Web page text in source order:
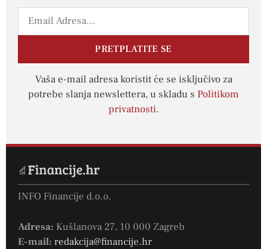
PRETPLATITE SE
Vaša e-mail adresa koristit će se isključivo za
potrebe slanja newslettera, u skladu s Politikom
privatnosti.
INFO Financije d.o.o.
Adresa: Kušlanova 27, 10 000 Zagreb
E-mail: redakcija@financije.hr